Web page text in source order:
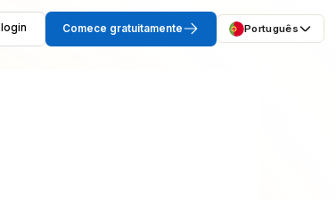
login Comece gratuitamente Português